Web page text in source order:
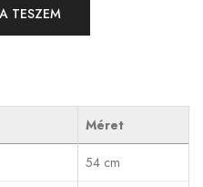
TESZEM
Méret
54 cm